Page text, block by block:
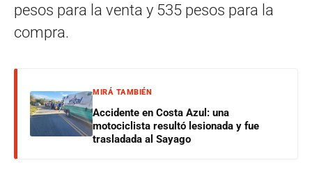
pesos para la venta y 535 pesos para la
compra.
MIRÁ TAMBIÉN
Accidente en Costa Azul: una
motociclista resultó lesionada y fue
trasladada al Sayago